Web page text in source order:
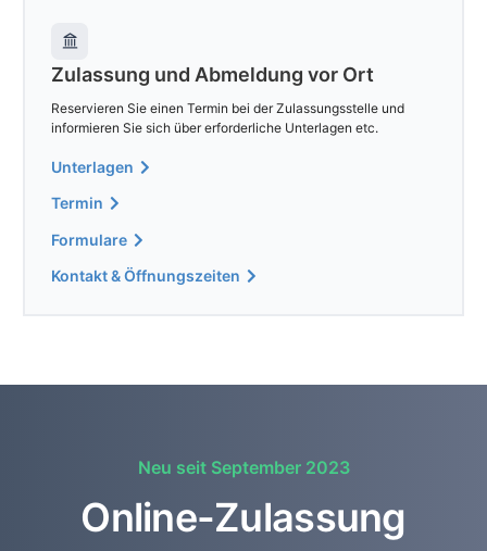
Zulassung und Abmeldung vor Ort
Reservieren Sie einen Termin bei der Zulassungsstelle und
informieren Sie sich über erforderliche Unterlagen etc.
Unterlagen
Termin
Formulare
Kontakt & Öffnungszeiten
Neu seit September 2023
Online-Zulassung